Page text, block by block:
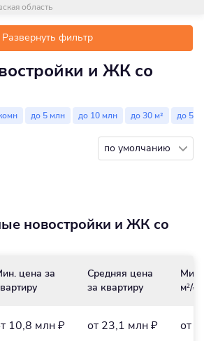
область
Развернуть фильтр
и ЖК со
до 5 млн до 10 млн до 30 м² до 50
по умолчанию
новостройки и ЖК со
цена за
Средняя цена
за квартиру
Мин.
м2/₽
10,8 млн ₽ от 23,1 млн ₽ от